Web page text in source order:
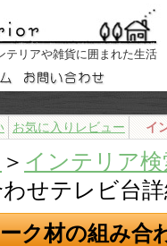
テリアや雑貨に囲まれた生活
お気に入りレビュー イ
＞ インテリア検
せテレビ台
ク材の組み合